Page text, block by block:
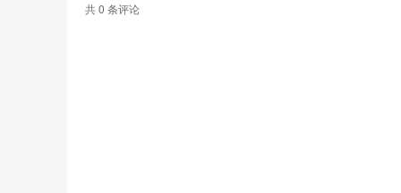
共0 条评论